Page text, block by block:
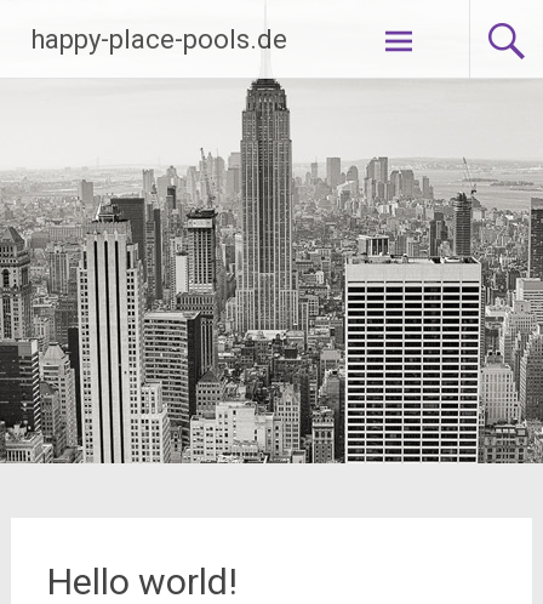
Inhalt
springen
happy-place-pools.de
Hello world!